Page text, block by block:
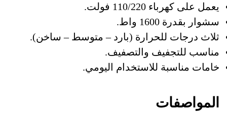
يعمل على كهرباء 110/220 فولت.
سشوار بقدرة 1600 واط.
ثلاث درجات للحرارة (بارد – متوسط – ساخن).
مناسب للتجفيف والتصفيف.
خامات مناسبة للاستخدام اليومي.
المواصفات